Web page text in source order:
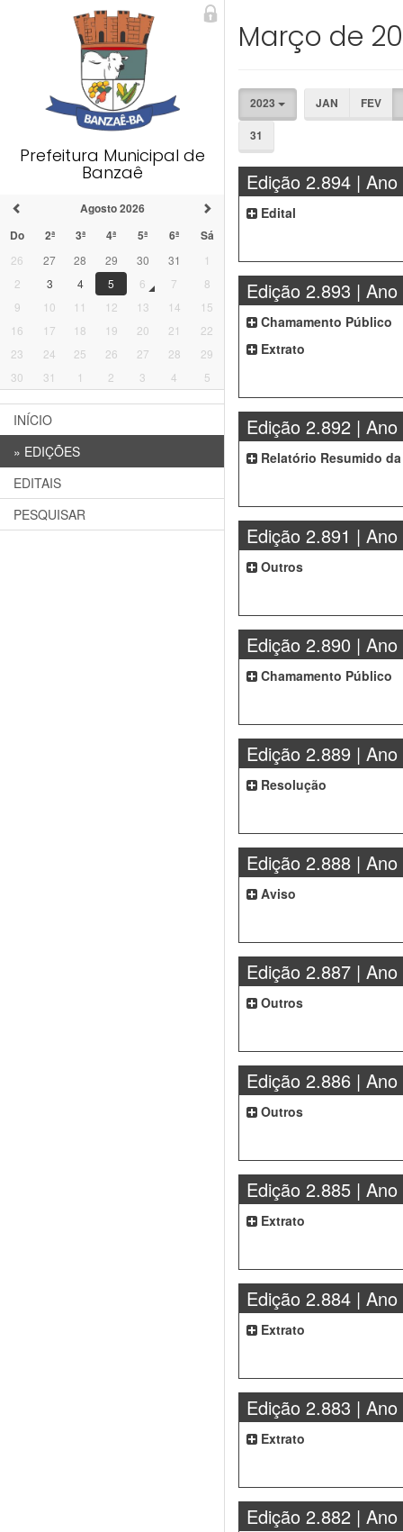
Prefeitura Municipal de
Banzaê
Agosto 2026
Do
2ª 3ª 4ª 5ª 6ª Sá
26 27 28 29 30 31
1
2
3 4 5 6 7
8
9
10 11 12 13 14
15
16
17 18 19 20 21
22
23
24 25 26 27 28
29
30
31 1 2 3 4 5
INÍCIO
» EDIÇÕES
EDITAIS
PESQUISAR
Março de
2023 JAN
FEV
31
Edição 2.894 | Ano
Edital
Edição 2.893 | Ano
Chamamento Público
Extrato
Edição 2.892 | Ano
Relatório Resumido
Edição 2.891 | Ano
Outros
Edição 2.890 | Ano
Chamamento Público
Edição 2.889 | Ano
Resolução
Edição 2.888 | Ano
Aviso
Edição 2.887 | Ano
Outros
Edição 2.886 | Ano
Outros
Edição 2.885 | Ano
Extrato
Edição 2.884 | Ano
Extrato
Edição 2.883 | Ano
Extrato
Edição 2.882 | Ano